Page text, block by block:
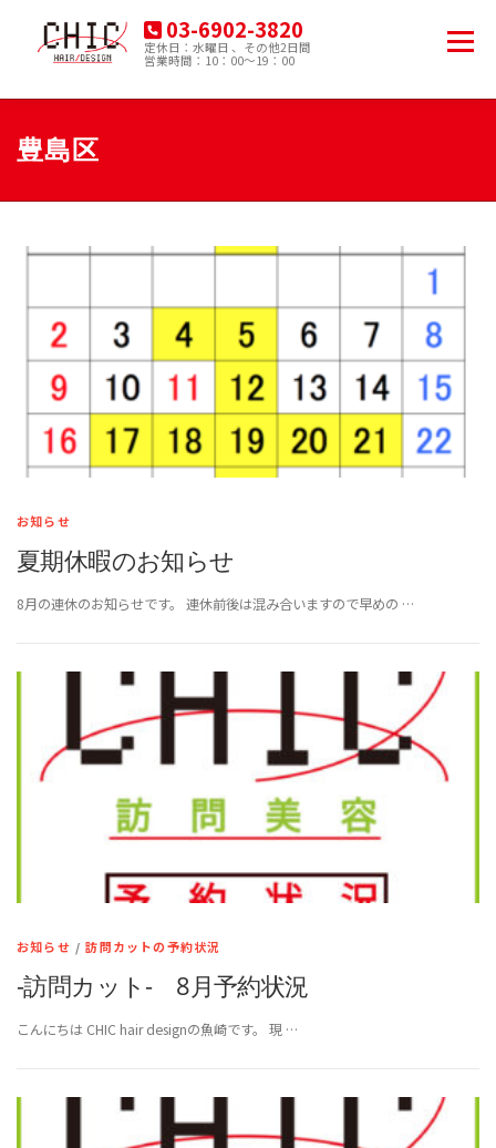
ツ
03-6902-3820
定休日：水曜日 、その他2日間
営業時間：10：00～19：00
メニュー
HOME
豊島区
お知らせ
夏期休暇のお知らせ
8月の連休のお知らせです。 連休前後は混み合いますので早めの …
お知らせ /訪問カットの予約状況
-訪問カット- 8月予約状況
こんにちは CHIC hair designの魚崎です。 現 …